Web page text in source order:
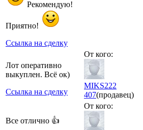
Рекомендую!
Приятно!
Ссылка на сделку
Лот оперативно
выкуплен. Всё ок)
Ссылка на сделку
От кого:
MIKS222
407(продавец)
Все отлично 👍
От кого: